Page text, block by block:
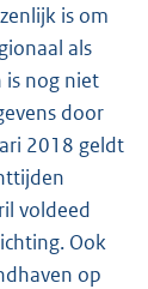
is om
als
is nog niet
door
2018 geldt
voldeed
Ook
op